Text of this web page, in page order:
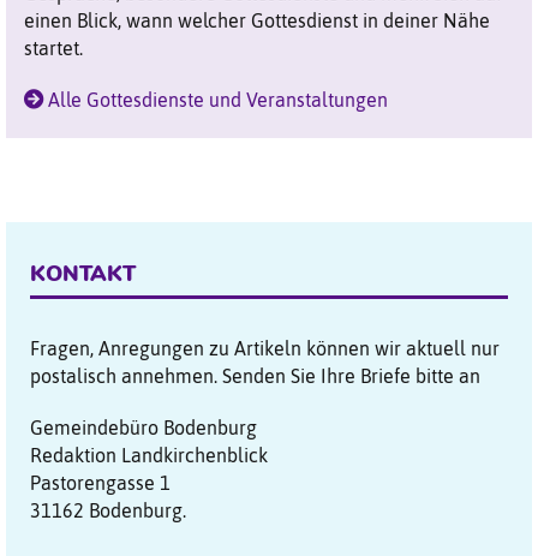
einen Blick, wann welcher Gottesdienst in deiner Nähe
startet.
Alle Gottesdienste und Veranstaltungen
KONTAKT
Fragen, Anregungen zu Artikeln können wir aktuell nur
postalisch annehmen. Senden Sie Ihre Briefe bitte an
Gemeindebüro Bodenburg
Redaktion Landkirchenblick
Pastorengasse 1
31162 Bodenburg.